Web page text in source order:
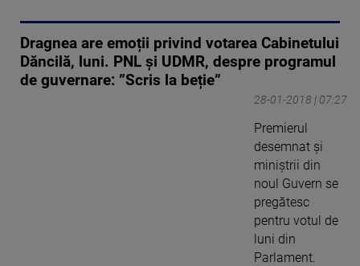
Dragnea are emoții privind votarea Cabinetului
Dăncilă, luni. PNL și UDMR, despre programul
de guvernare: ”Scris la beție”
28-01-2018 | 07:27
Premierul
desemnat şi
miniştrii din
noul Guvern se
pregătesc
pentru votul de
luni din
Parlament.